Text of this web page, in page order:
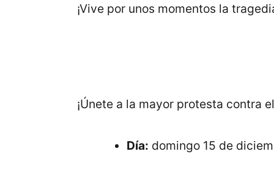
¡Vive por unos momentos la
¡Únete a la mayor protesta contra
Día: domingo 15 de